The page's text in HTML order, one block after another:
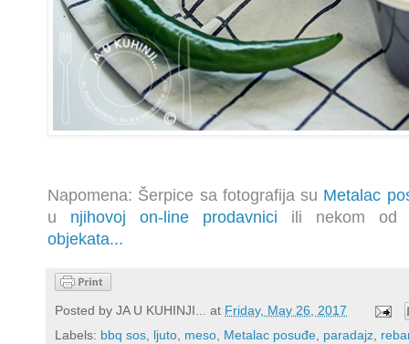
Napomena: Šerpice sa fotografija su Metalac
u njihovoj on-line prodavnici
ili nekom
objekata...
Posted by JA U KUHINJI... at Friday, May 26, 2017
Labels: bbq sos, ljuto, meso, Metalac posuđe, paradajz,